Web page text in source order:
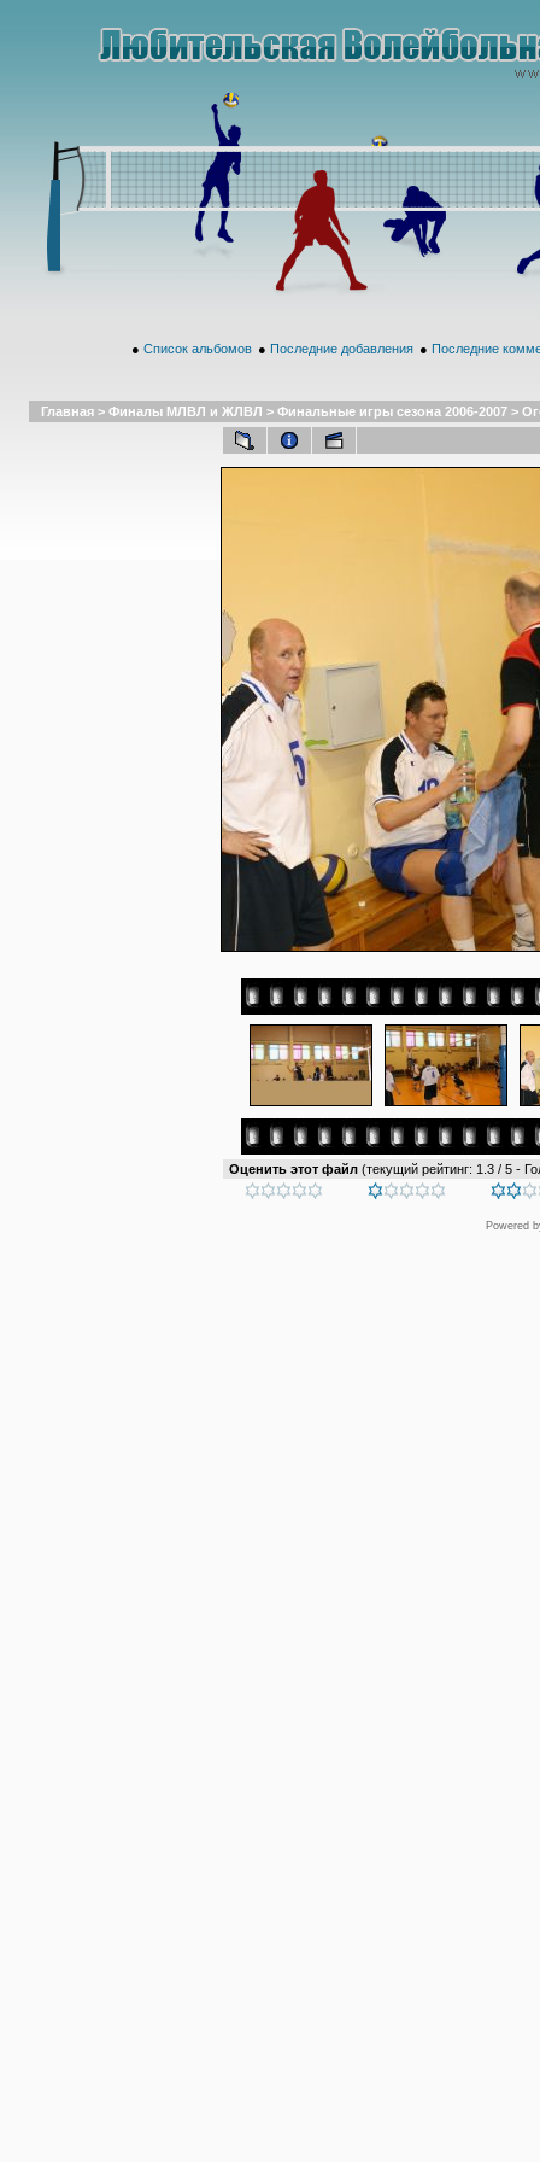
● Список альбомов ● Последние добавления ● Последние
Главная > Финалы МЛВЛ и ЖЛВЛ > Финальные игры сезона 2006-2007 >
Оценить этот файл (текущий рейтинг: 1.3 / 5 -
Powered